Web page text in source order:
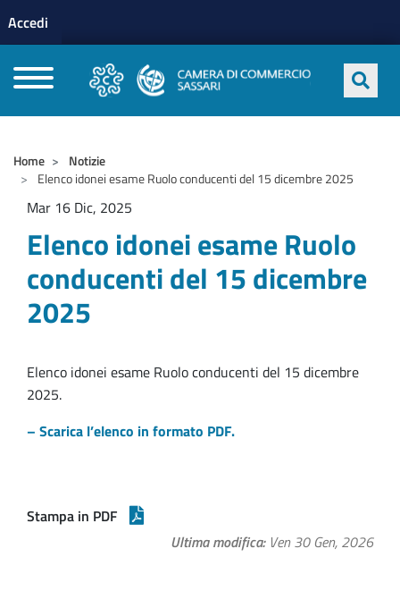
profilo utente
Accedi
Home
Notizie
Elenco idonei esame Ruolo conducenti del 15 dicembre 2025
Mar 16 Dic, 2025
Elenco idonei esame Ruolo
conducenti del 15 dicembre
2025
Elenco idonei esame Ruolo conducenti del 15 dicembre
2025.
– Scarica l’elenco in formato PDF.
Stampa in PDF
Ultima modifica Ven 30 Gen, 2026